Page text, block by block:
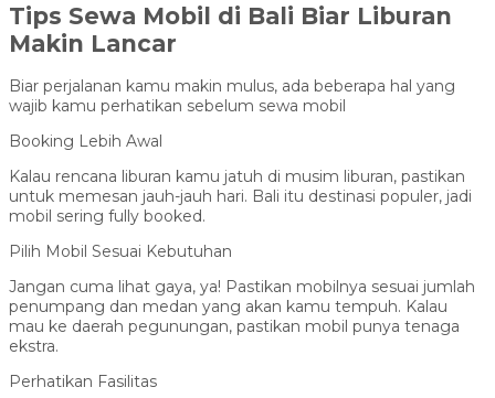
Tips Sewa Mobil di Bali Biar Liburan
Makin Lancar
Biar perjalanan kamu makin mulus, ada beberapa hal yang
wajib kamu perhatikan sebelum sewa mobil
Booking Lebih Awal
Kalau rencana liburan kamu jatuh di musim liburan, pastikan
untuk memesan jauh-jauh hari. Bali itu destinasi populer, jadi
mobil sering fully booked.
Pilih Mobil Sesuai Kebutuhan
Jangan cuma lihat gaya, ya! Pastikan mobilnya sesuai jumlah
penumpang dan medan yang akan kamu tempuh. Kalau
mau ke daerah pegunungan, pastikan mobil punya tenaga
ekstra.
Perhatikan Fasilitas